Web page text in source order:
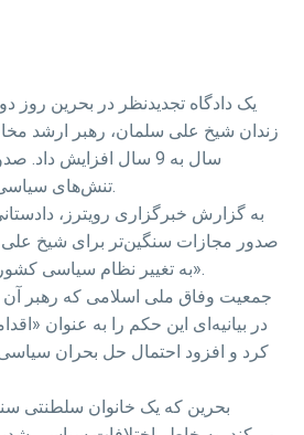
زندان شیخ علی سلمان، رهبر ارشد
سال به 9 سال افزایش
تنش‌های سیاسی در بحرین را تشدید کند.
به گزارش خبرگزاری رویترز،
صدور مجازات سنگین‌تر برای شیخ
به تغییر نظام سیاسی کشور به شکل قهرآمیز است».
جمعیت وفاق ملی اسلامی که رهبر
در بیانیه‌ای این حکم را به عنوان
کرد و افزود احتمال حل بحران
بحرین که یک خانوان سلطنتی